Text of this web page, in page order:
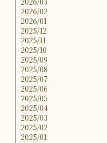
2026/02
2026/01
2025/12
2025/11
2025/10
2025/09
2025/08
2025/07
2025/06
2025/05
2025/04
2025/03
2025/02
2025/01